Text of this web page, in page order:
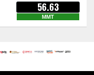
56.63
MMT